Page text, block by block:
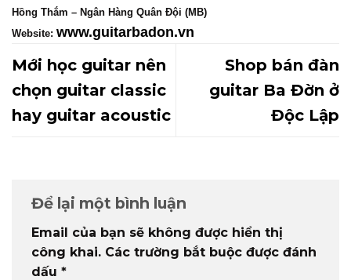
Hồng Thắm – Ngân Hàng Quân Đội (MB)
Website: www.guitarbadon.vn
Mới học guitar nên
chọn guitar classic
hay guitar acoustic
Shop bán đàn
guitar Ba Đờn ở
Độc Lập
Để lại một bình luận
Email của bạn sẽ không được hiển thị
công khai. Các trường bắt buộc được đánh
dấu *